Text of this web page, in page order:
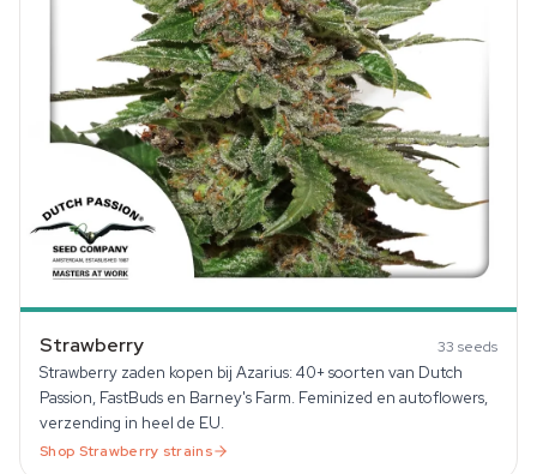
Strawberry 33 seeds
Strawberry zaden kopen bij Azarius: 40+ soorten van Dutch
Passion, FastBuds en Barney's Farm. Feminized en autoflowers,
verzending in heel de EU.
Shop Strawberry strains